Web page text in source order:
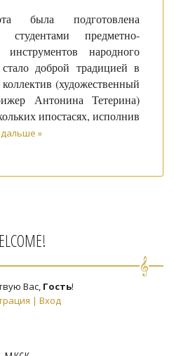
была подготовлена
студентами предметно-
народного
доброй традицией в
(художественный
Антонина Тетерина)
ипостасях, исполнив
»
Вас, Гость!
| Вход